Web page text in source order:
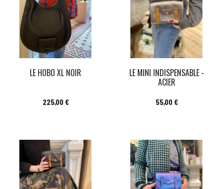
LE HOBO XL NOIR
Prix
225,00 €
LE MINI INDISPENSABLE -
ACIER
Prix
55,00 €